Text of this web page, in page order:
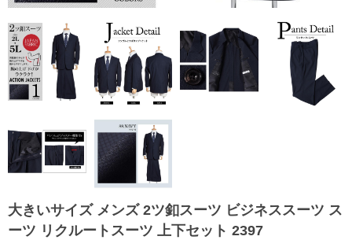
大きいサイズ メンズ 2ツ釦スーツ ビジネススーツ ス
ーツ リクルートスーツ 上下セット 2397